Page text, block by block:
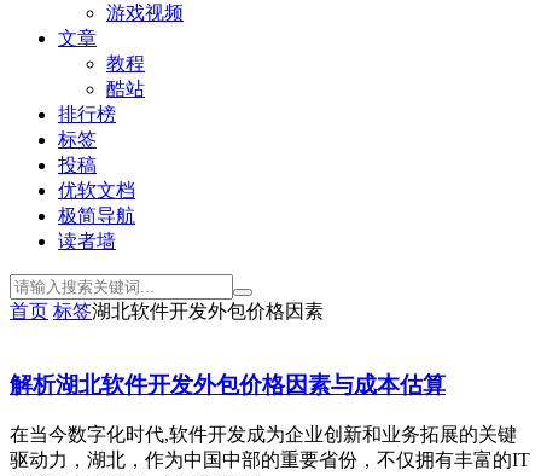
游戏视频
文章
教程
酷站
排行榜
标签
投稿
优软文档
极简导航
读者墙
首页 标签湖北软件开发外包价格因素
解析湖北软件开发外包价格因素与成本估算
在当今数字化时代,软件开发成为企业创新和业务拓展的关键
驱动力，湖北，作为中国中部的重要省份，不仅拥有丰富的IT